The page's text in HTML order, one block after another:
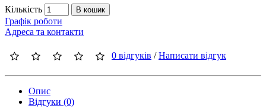
Кількість В кошик
Графік роботи
Адреса та контакти
0 відгуків /Написати відгук
Опис
Відгуки (0)